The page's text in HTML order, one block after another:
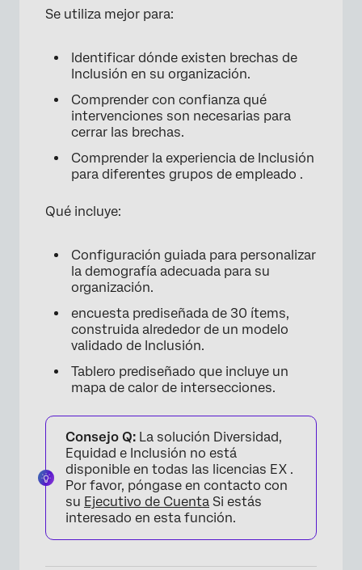
Se utiliza mejor para:
Identificar dónde existen brechas de
Inclusión en su organización.
Comprender con confianza qué
intervenciones son necesarias para
cerrar las brechas.
Comprender la experiencia de Inclusión
para diferentes grupos de empleado .
Qué incluye:
Configuración guiada para personalizar
la demografía adecuada para su
organización.
encuesta prediseñada de 30 ítems,
construida alrededor de un modelo
validado de Inclusión.
Tablero prediseñado que incluye un
mapa de calor de intersecciones.
Consejo Q: La solución Diversidad,
Equidad e Inclusión no está
disponible en todas las licencias EX .
Por favor, póngase en contacto con
su Ejecutivo de Cuenta Si estás
interesado en esta función.